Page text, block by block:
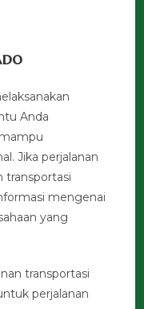
Anda
Jika perjalanan
transportasi
mengenai
yang
transportasi
perjalanan